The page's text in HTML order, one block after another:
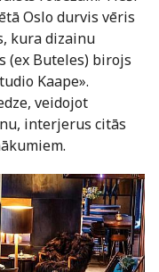
Oslo durvis vēris
kura dizainu
(ex Buteles) birojs
Kaape».
veidojot
interjerus citās